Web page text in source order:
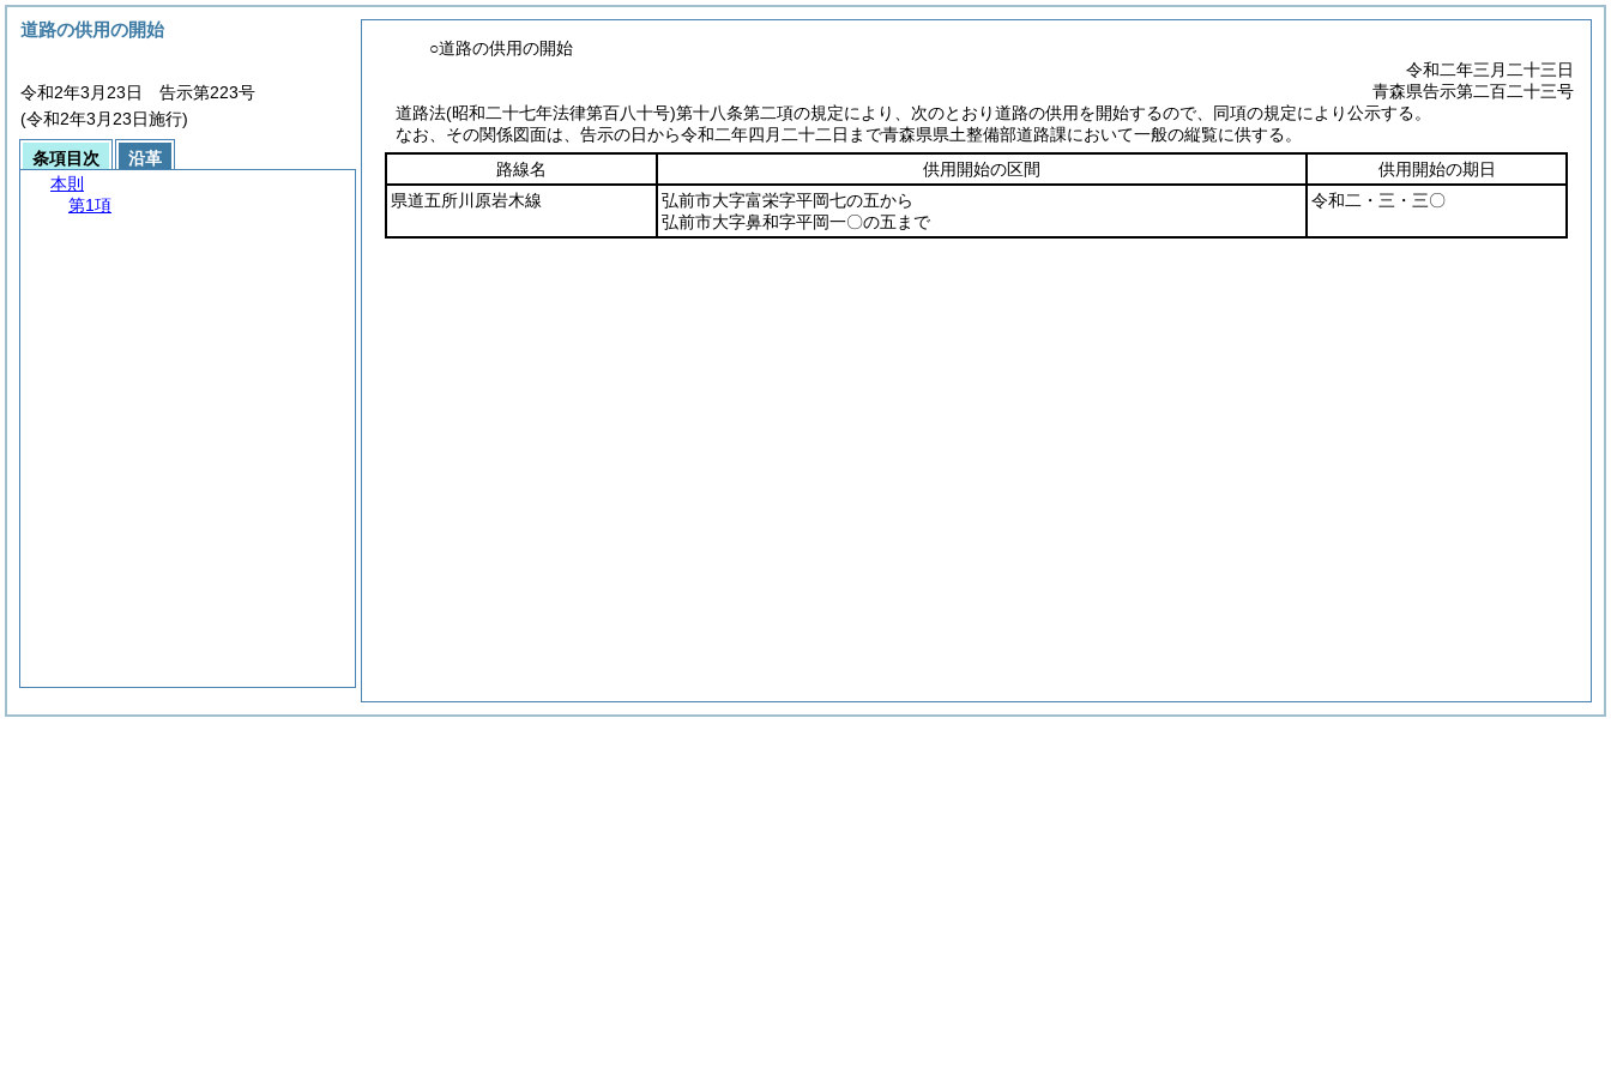
○道路の供用の開始
令和二年三月二十三日
青森県告示第二百二十三号
道路法(昭和二十七年法律第百八十号)第十八条第二項の規定により、次のとおり道路の供用を開始するので、同項の規定により公示する。
なお、その関係図面は、告示の日から令和二年四月二十二日まで青森県県土整備部道路課において一般の縦覧に供する。
路線名
供用開始の区間
供用開始の期日
県道五所川原岩木線
弘前市大字富栄字平岡七の五から
弘前市大字鼻和字平岡一〇の五まで
令和二・三・三〇
道路の供用の開始
令和2年3月23日 告示第223号
(令和2年3月23日施行)
条項目次
沿革
本則
第1項